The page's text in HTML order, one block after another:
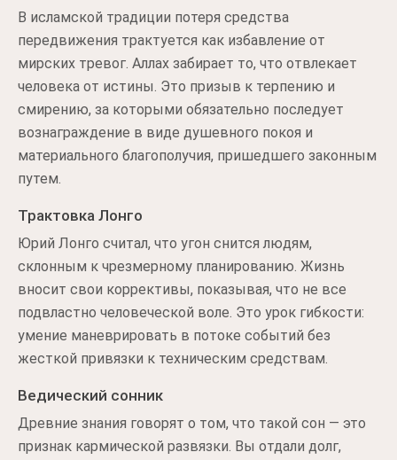
В исламской традиции потеря средства
передвижения трактуется как избавление от
мирских тревог. Аллах забирает то, что отвлекает
человека от истины. Это призыв к терпению и
смирению, за которыми обязательно последует
вознаграждение в виде душевного покоя и
материального благополучия, пришедшего законным
путем.
Трактовка Лонго
Юрий Лонго считал, что угон снится людям,
склонным к чрезмерному планированию. Жизнь
вносит свои коррективы, показывая, что не все
подвластно человеческой воле. Это урок гибкости:
умение маневрировать в потоке событий без
жесткой привязки к техническим средствам.
Ведический сонник
Древние знания говорят о том, что такой сон — это
признак кармической развязки. Вы отдали долг,